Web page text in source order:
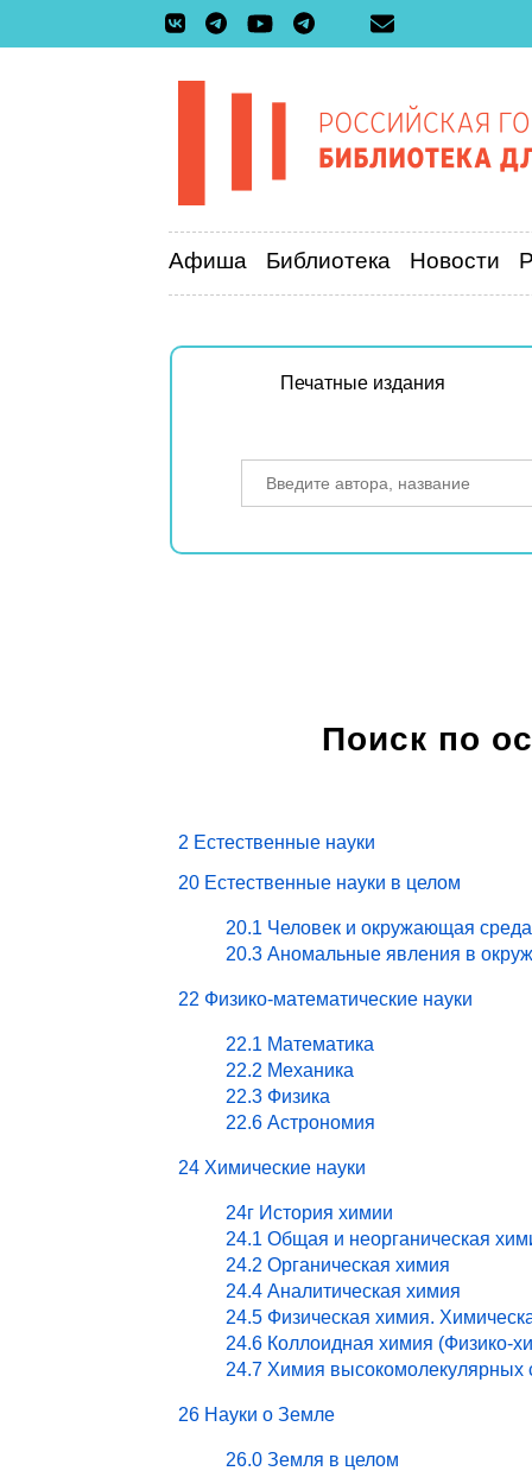
Афиша Библиотека Новости
Печатные издания
Поиск по
2 Естественные науки
20 Естественные науки в целом
20.1 Человек и окружающая
20.3 Аномальные явления в
22 Физико-математические науки
22.1 Математика
22.2 Механика
22.3 Физика
22.6 Астрономия
24 Химические науки
24г История химии
24.1 Общая и неорганическая
24.2 Органическая химия
24.4 Аналитическая химия
24.5 Физическая химия.
24.6 Коллоидная химия (Физико-
24.7 Химия высокомолекулярных
26 Науки о Земле
26.0 Земля в целом